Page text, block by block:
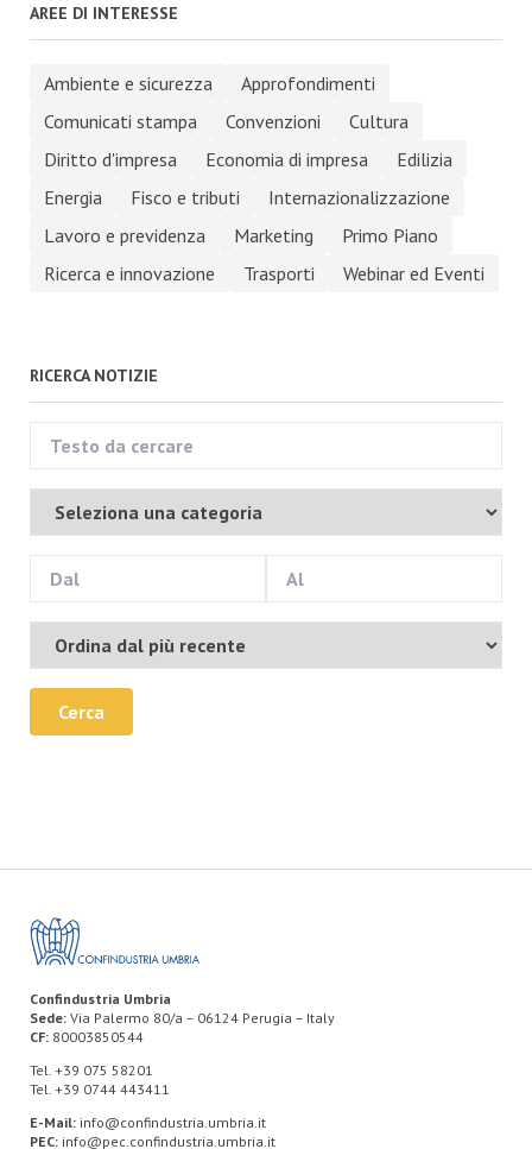
AREE DI INTERESSE
Ambiente e sicurezza
Approfondimenti
Comunicati stampa
Convenzioni
Cultura
Diritto d'impresa
Economia di impresa
Edilizia
Energia
Fisco e tributi
Internazionalizzazione
Lavoro e previdenza
Marketing
Primo Piano
Ricerca e innovazione
Trasporti Webinar ed Eventi
RICERCA NOTIZIE
Cerca
Confindustria Umbria
Sede: Via Palermo 80/a – 06124 Perugia – Italy
CF: 80003850544
Tel. +39 075 58201
Tel. +39 0744 443411
E-Mail: info@confindustria.umbria.it
PEC: info@pec.confindustria.umbria.it